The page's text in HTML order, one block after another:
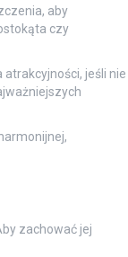
aby
czy
atrakcyjności, jeśli nie
zachować jej